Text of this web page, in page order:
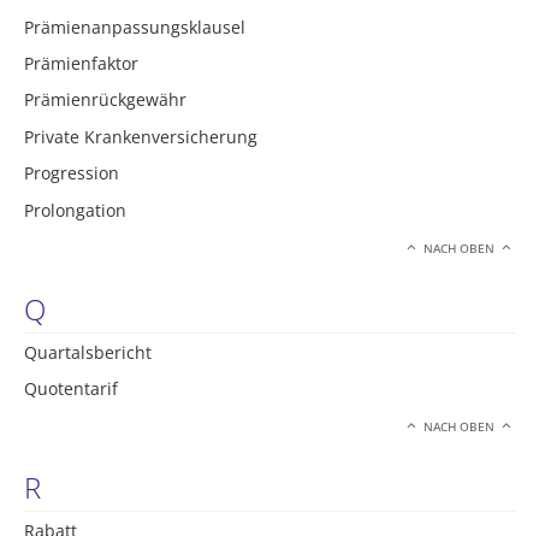
Prämienanpassungsklausel
Prämienfaktor
Prämienrückgewähr
Private Krankenversicherung
Progression
Prolongation
NACH OBEN
Q
Quartalsbericht
Quotentarif
NACH OBEN
R
Rabatt